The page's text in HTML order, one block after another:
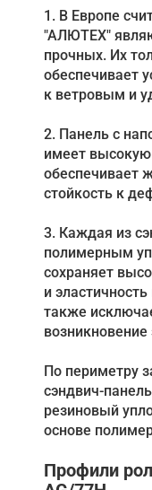
1. В Европе
"АЛЮТЕХ"
прочных. Их
обеспечивает
к ветровым и
2. Панель с
имеет высокую
обеспечивает
стойкость к
3. Каждая из
полимерным
сохраняет
и
также
По периметру
сэндвич-
резиновый
основе
Профили